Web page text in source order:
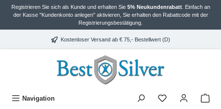
springen
Registrieren Sie sich als Kunde und erhalten Sie 5% Neukundenrabatt. Einfach an
der Kasse "Kundenkonto anlegen" aktivieren, Sie erhalten den Rabattcode mit der
Registrierungsbestätigung.
Kostenloser Versand ab € 75,- Bestellwert (D)
Navigation